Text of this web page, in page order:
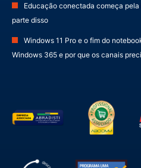
Educação conectada começa
parte disso
Windows 11 Pro e o fim do
Windows 365 e por que os canais